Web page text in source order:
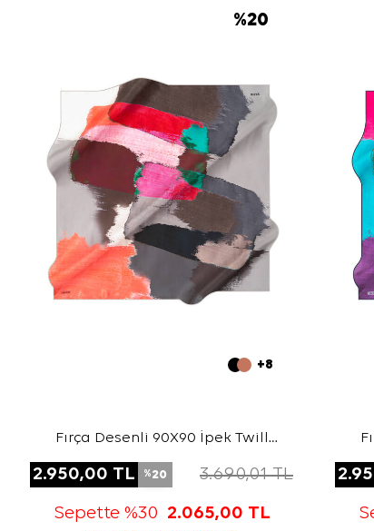
%20
+8
Fırça Desenli 90X90 İpek Twill
2.950,00 TL %20 3.690,01TL
Sepette %30 2.065,00 TL